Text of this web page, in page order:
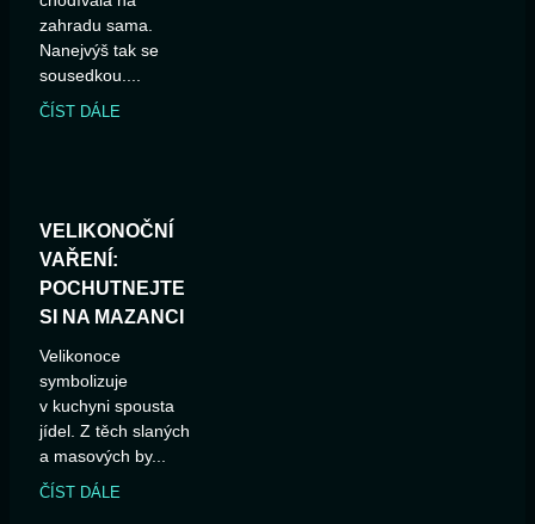
zahradu sama.
Nanejvýš tak se
sousedkou....
ČÍST DÁLE
VELIKONOČNÍ
VAŘENÍ:
POCHUTNEJTE
SI NA MAZANCI
Velikonoce
symbolizuje
v kuchyni spousta
jídel. Z těch slaných
a masových by...
ČÍST DÁLE